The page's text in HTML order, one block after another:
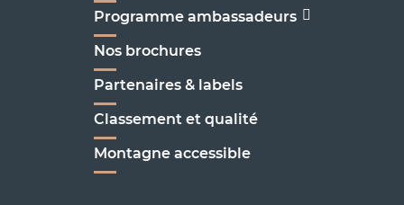
Programme ambassadeurs
Nos brochures
Partenaires & labels
Classement et qualité
Montagne accessible